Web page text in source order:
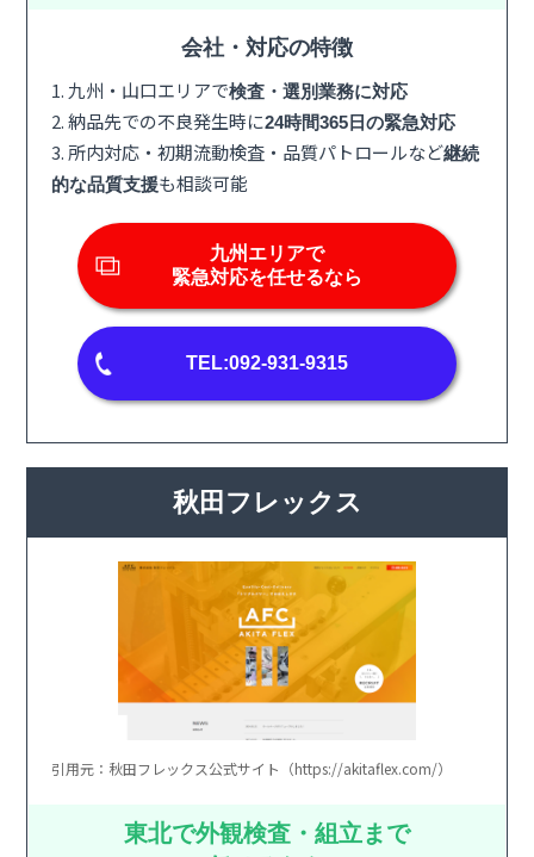
会社・対応の特徴
1. 九州・山口エリアで検査・選別業務に対応
2. 納品先での不良発生時に24時間365日の緊急対応
3. 所内対応・初期流動検査・品質パトロールなど継続
的な品質支援も相談可能
九州エリアで
緊急対応を任せるなら
TEL:092-931-9315
秋田フレックス
引用元：秋田フレックス公式サイト（https://akitaflex.com/）
東北で外観検査・組立まで